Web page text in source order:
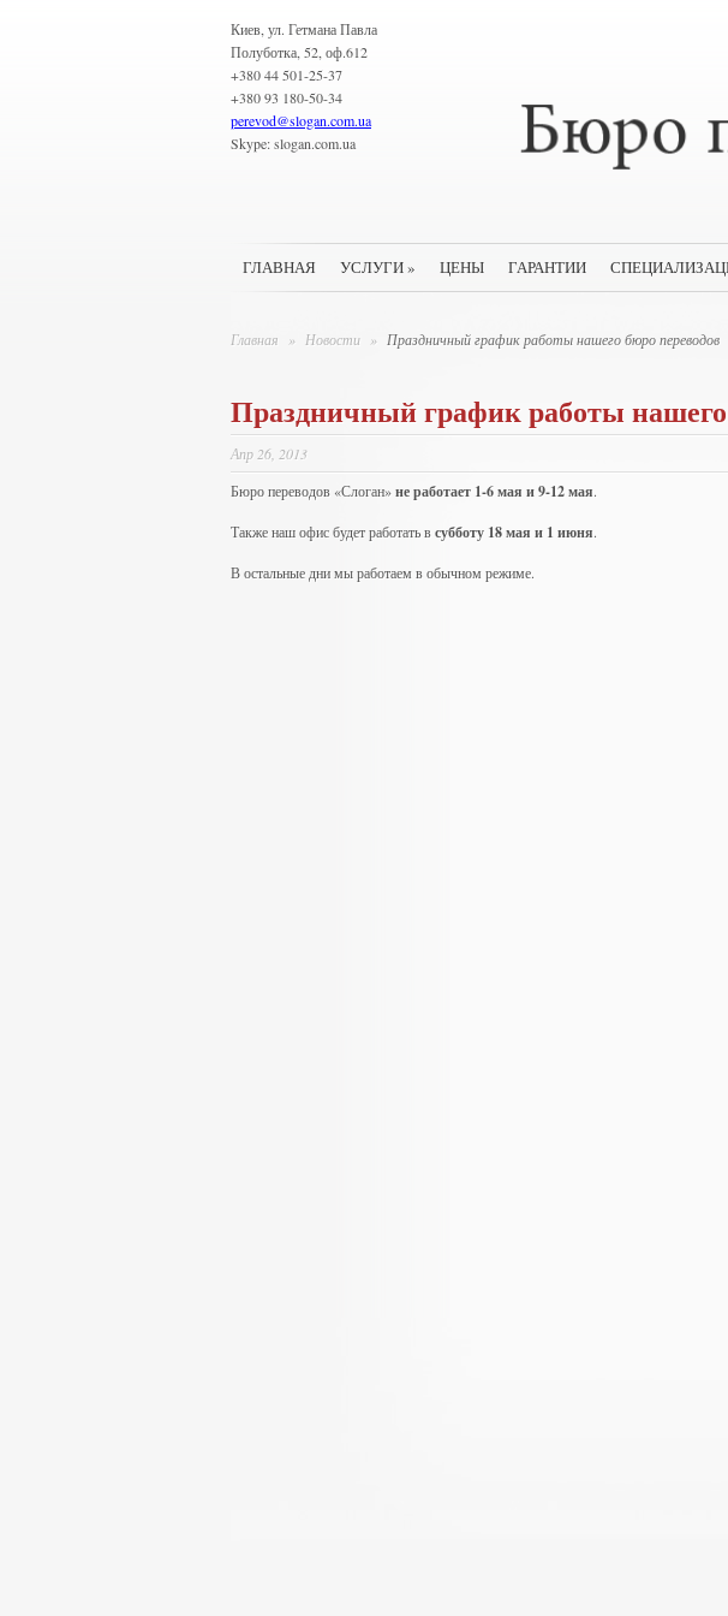
Киев, ул. Гетмана Павла
Полуботка, 52, оф.612
+380 44 501-25-37
+380 93 180-50-34
perevod@slogan.com.ua
Skype: slogan.com.ua
ГЛАВНАЯ УСЛУГИ» ЦЕНЫ ГАРАНТИИ
Главная » Новости » Праздничный график работы нашего бюро переводов
Праздничный график работы
Апр 26, 2013
Бюро переводов «Слоган»не работает 1-6 мая и 9-12 мая.
Также наш офис будет работать всубботу 18 мая и 1 июня.
В остальные дни мы работаем в обычном режиме.